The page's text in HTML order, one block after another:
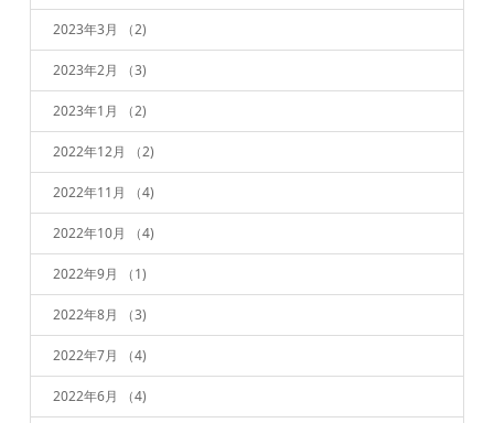
2023年3月 （2)
2023年2月 （3)
2023年1月 （2)
2022年12月 （2)
2022年11月 （4)
2022年10月 （4)
2022年9月 （1)
2022年8月 （3)
2022年7月 （4)
2022年6月 （4)